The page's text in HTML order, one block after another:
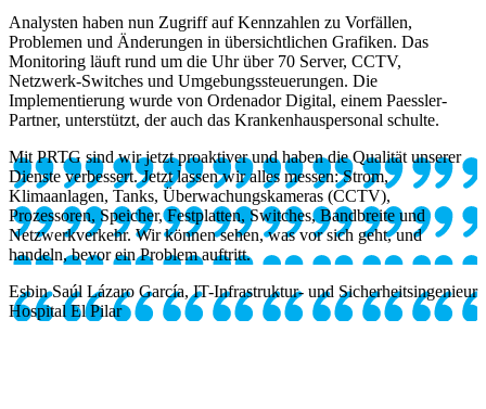
Analysten haben nun Zugriff auf Kennzahlen zu Vorfällen,
Problemen und Änderungen in übersichtlichen Grafiken. Das
Monitoring läuft rund um die Uhr über 70 Server, CCTV,
Netzwerk-Switches und Umgebungssteuerungen. Die
Implementierung wurde von Ordenador Digital, einem Paessler-
Partner, unterstützt, der auch das Krankenhauspersonal schulte.
Mit PRTG sind wir jetzt proaktiver und haben die Qualität unserer
Dienste verbessert. Jetzt lassen wir alles messen: Strom,
Klimaanlagen, Tanks, Überwachungskameras (CCTV),
Prozessoren, Speicher, Festplatten, Switches, Bandbreite und
Netzwerkverkehr. Wir können sehen, was vor sich geht, und
handeln, bevor ein Problem auftritt.
Esbin Saúl Lázaro García, IT-Infrastruktur- und Sicherheitsingenieur
Hospital El Pilar